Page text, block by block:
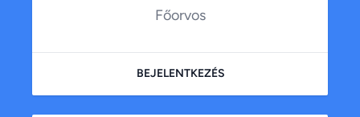
Főorvos
BEJELENTKEZÉS